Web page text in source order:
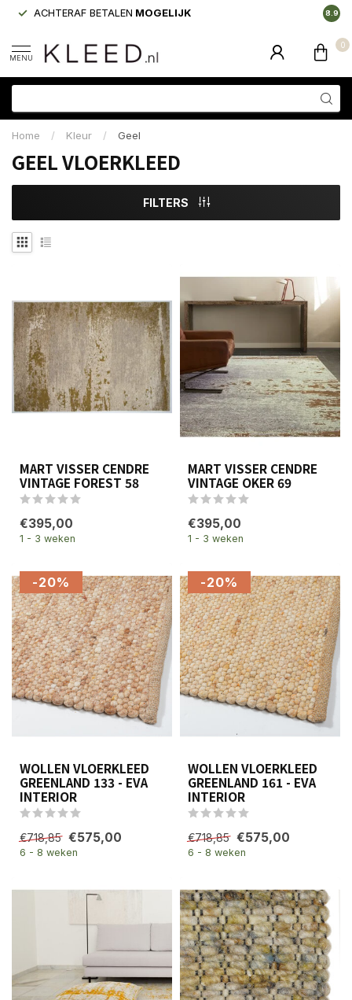
ACHTERAF BETALEN MOGELIJK 8.9
MENU
0
Home / Kleur / Geel
GEEL VLOERKLEED
FILTERS
MART VISSER CENDRE
VINTAGE FOREST 58
€395,00
1 - 3 weken
MART VISSER CENDRE
VINTAGE OKER 69
€395,00
1 - 3 weken
-20%
WOLLEN VLOERKLEED
GREENLAND 133 - EVA
INTERIOR
€718,85 €575,00
6 - 8 weken
-20%
WOLLEN VLOERKLEED
GREENLAND 161 - EVA
INTERIOR
€718,85 €575,00
6 - 8 weken